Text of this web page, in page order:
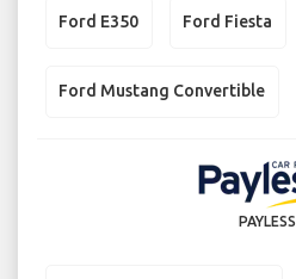
Ford E350 Ford Fiesta
Ford Mustang Convertible
PAYLESS